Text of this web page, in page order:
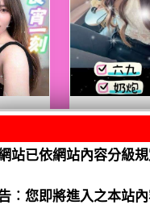
泰國
站已依網站內容分級
︰您即將進入之本站